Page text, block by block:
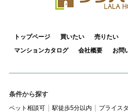
トップページ 買いたい 売りたい
マンションカタログ
会社概要 お問
条件から探す
ペット相談可 駅徒歩5分以内 プライス